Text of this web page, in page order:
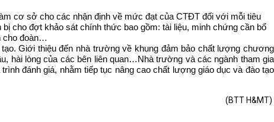
cơ sở cho các nhận định về mức đạt của CTĐT đối với mỗi tiêu
cho đợt khảo sát chính thức bao gồm: tài liệu, minh chứng cần bổ
cho đoàn…
Giới thiệu đến nhà trường về khung đảm bảo chất lượng chương
hài lòng của các bên liên quan…Nhà trường và các ngành tham gia
đánh giá, nhằm tiếp tục nâng cao chất lượng giáo dục và đào tạo
(BTT H&MT)